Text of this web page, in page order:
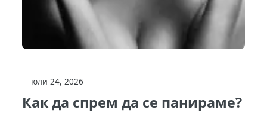
юли 24, 2026
Как да спрем да се панираме?